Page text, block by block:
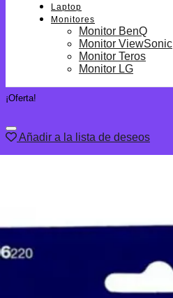
Laptop
Monitores
Monitor BenQ
Monitor ViewSonic
Monitor Teros
Monitor LG
¡Oferta!
Añadir a la lista de deseos